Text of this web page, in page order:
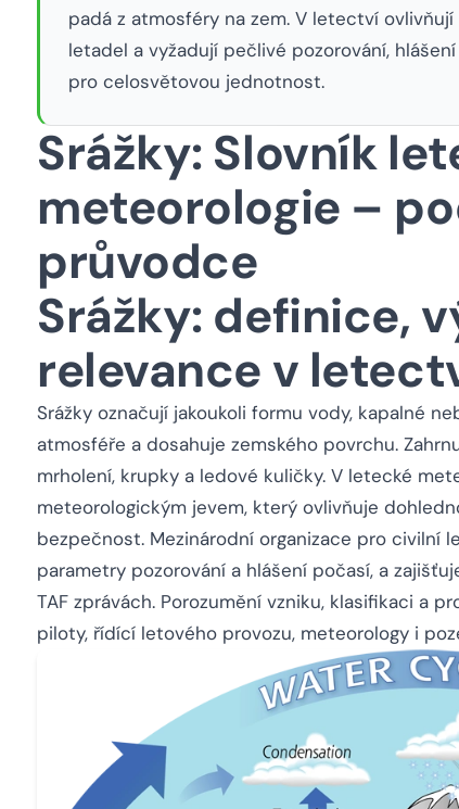
padá z atmosféry na zem. V letectví
letadel a vyžadují pečlivé pozorování,
pro celosvětovou jednotnost.
Srážky: Slovník
meteorologie –
průvodce
Srážky: definice,
relevance v
Srážky označují jakoukoli formu vody, kapalné
atmosféře a dosahuje zemského povrchu.
mrholení, krupky a ledové kuličky. V letecké
meteorologickým jevem, který ovlivňuje
bezpečnost. Mezinárodní organizace pro civilní
parametry pozorování a hlášení počasí, a
TAF zprávách. Porozumění vzniku, klasifikaci a
piloty, řídící letového provozu, meteorology i